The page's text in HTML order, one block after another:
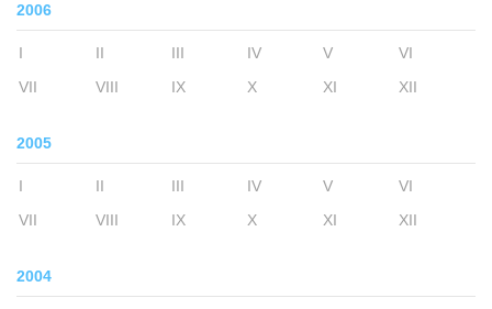
2006
I II III IV V
VI
VII
VIII IX X XI XII
2005
I II III IV V
VI
VII
VIII IX X XI XII
2004